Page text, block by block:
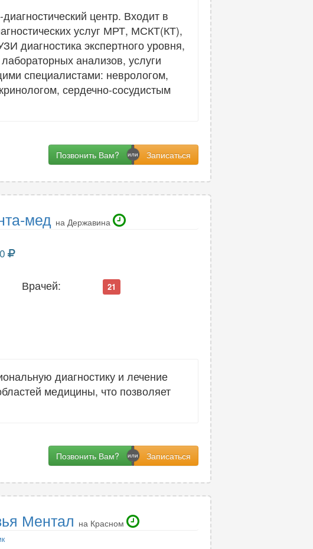
центр. Входит в
услуг МРТ, МСКТ(КТ),
диагностика экспертного уровня,
анализов, услуги
специалистами: неврологом,
сердечно-сосудистым
Позвонить Вам?
мед на Державина
Врачей: 21
диагностику и лечение
медицины, что позволяет
Позвонить Вам?
Ментал на Красном